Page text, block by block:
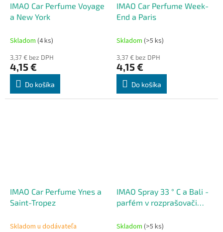
IMAO Car Perfume Voyage
a New York
Skladom (4 ks)
3,37 € bez DPH
4,15 €
Do košíka
IMAO Car Perfume Week-
End a Paris
Skladom (>5 ks)
3,37 € bez DPH
4,15 €
Do košíka
IMAO Car Perfume Ynes a
Saint-Tropez
Skladom u dodávateľa
IMAO Spray 33 ° C a Bali -
parfém v rozprašovači
Skladom (>5 ks)